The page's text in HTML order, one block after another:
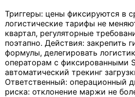
Триггеры: цены фиксируются в
логистические тарифы не
квартал, регуляторные
поэтапно. Действия: закрепить
формулы, делегировать
операторам с фиксированными
автоматический трекинг
Ответственный: операционный
риска: отклонение маржи не